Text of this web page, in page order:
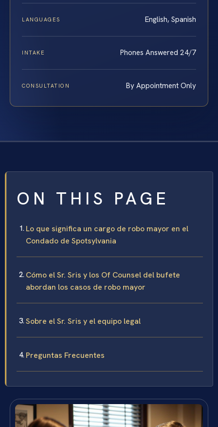
LANGUAGES English, Spanish
INTAKE Phones Answered 24/7
CONSULTATION By Appointment Only
ON THIS PAGE
Lo que significa un cargo de robo mayor en el
Condado de Spotsylvania
Cómo el Sr. Sris y los Of Counsel del bufete
abordan los casos de robo mayor
Sobre el Sr. Sris y el equipo legal
Preguntas Frecuentes